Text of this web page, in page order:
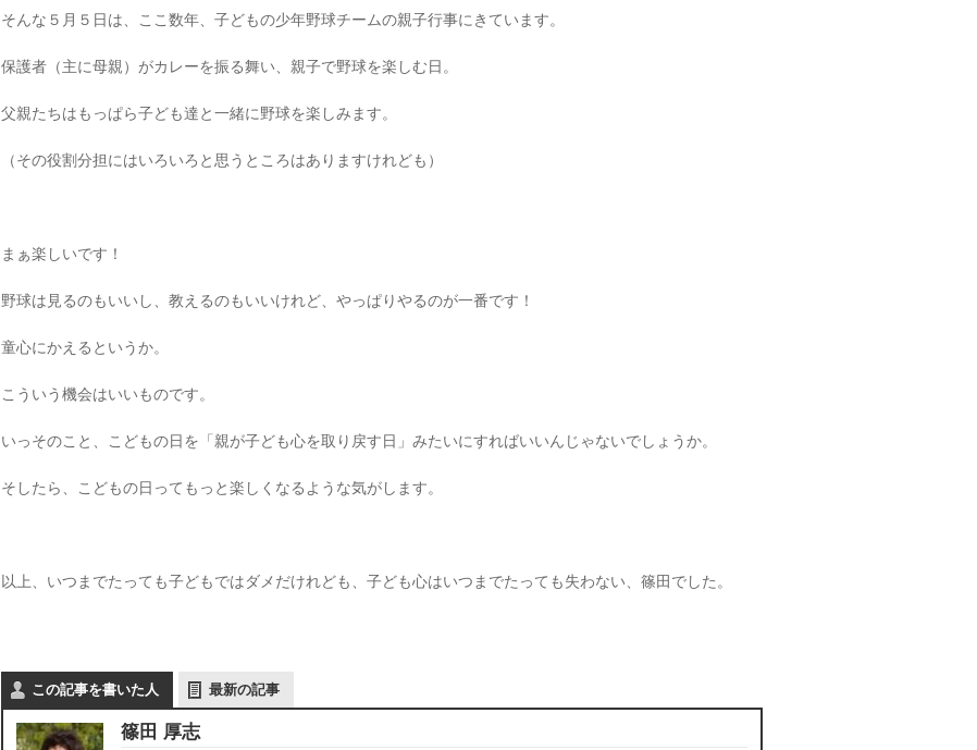
そんな５月５日は、ここ数年、子どもの少年野球チームの親子行事にきています。
保護者（主に母親）がカレーを振る舞い、親子で野球を楽しむ日。
父親たちはもっぱら子ども達と一緒に野球を楽しみます。
（その役割分担にはいろいろと思うところはありますけれども）
まぁ楽しいです！
野球は見るのもいいし、教えるのもいいけれど、やっぱりやるのが一番です！
童心にかえるというか。
こういう機会はいいものです。
いっそのこと、こどもの日を「親が子ども心を取り戻す日」みたいにすればいいんじゃないでしょうか。
そしたら、こどもの日ってもっと楽しくなるような気がします。
以上、いつまでたっても子どもではダメだけれども、子ども心はいつまでたっても失わない、篠田でした。
この記事を書いた人 最新の記事
篠田 厚志